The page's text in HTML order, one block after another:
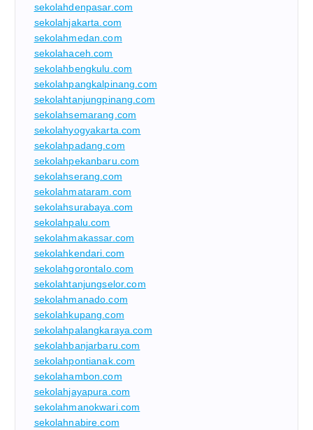
sekolahdenpasar.com
sekolahjakarta.com
sekolahmedan.com
sekolahaceh.com
sekolahbengkulu.com
sekolahpangkalpinang.com
sekolahtanjungpinang.com
sekolahsemarang.com
sekolahyogyakarta.com
sekolahpadang.com
sekolahpekanbaru.com
sekolahserang.com
sekolahmataram.com
sekolahsurabaya.com
sekolahpalu.com
sekolahmakassar.com
sekolahkendari.com
sekolahgorontalo.com
sekolahtanjungselor.com
sekolahmanado.com
sekolahkupang.com
sekolahpalangkaraya.com
sekolahbanjarbaru.com
sekolahpontianak.com
sekolahambon.com
sekolahjayapura.com
sekolahmanokwari.com
sekolahnabire.com